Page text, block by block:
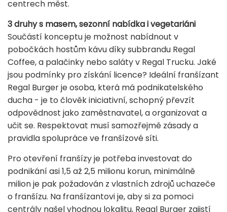
centrech měst.
3 druhy s masem, sezonní nabídka i vegetariáni
Součástí konceptu je možnost nabídnout v
pobočkách hostům kávu díky subbrandu Regal
Coffee, a palačinky nebo saláty v Regal Trucku. Jaké
jsou podmínky pro získání licence? Ideální franšízant
Regal Burger je osoba, která má podnikatelského
ducha - je to člověk iniciativní, schopný převzít
odpovědnost jako zaměstnavatel, a organizovat a
učit se. Respektovat musí samozřejmě zásady a
pravidla spolupráce ve franšízové síti.
Pro otevření franšízy je potřeba investovat do
podnikání asi 1,5 až 2,5 milionu korun, minimálně
milion je pak požadován z vlastních zdrojů uchazeče
o franšízu. Na franšízantovi je, aby si za pomoci
centrály našel vhodnou lokalitu, Regal Burger zajistí